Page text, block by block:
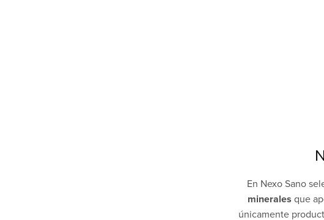
En Nexo Sano
minerales que
únicamente